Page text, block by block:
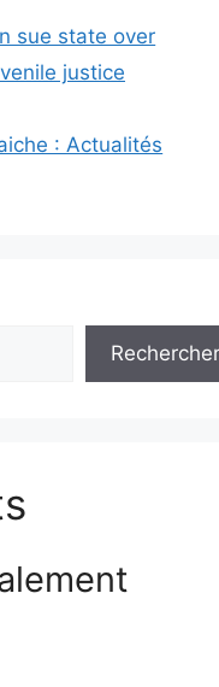
sue state over
justice
: Actualités
Rechercher